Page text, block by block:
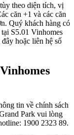
theo diện tích, vị
căn +1 và các căn
Quý khách hàng có
S5.01 Vinhomes
hoặc liên hệ số
tin về chính sách
Park vui lòng
1900 2323 89.